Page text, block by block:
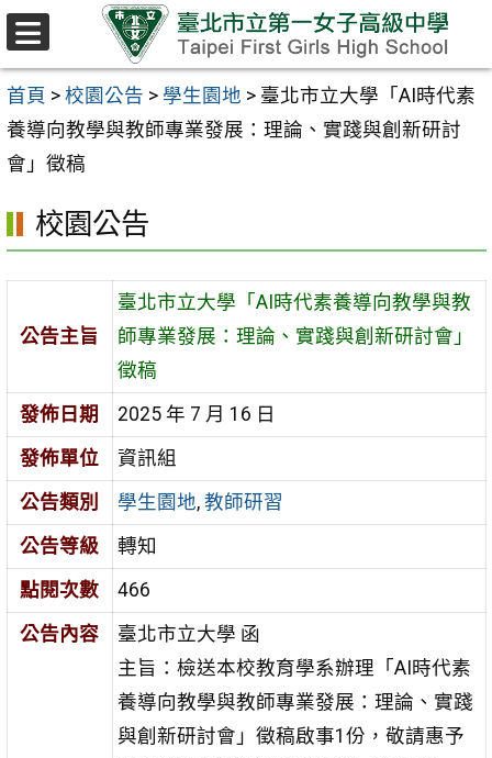
跳至主要內容區
首頁 > 校園公告 > 學生園地 > 臺北市立大學「AI時代素
養導向教學與教師專業發展：理論、實踐與創新研討
會」徵稿
校園公告
公告主旨
臺北市立大學「AI時代素養導向教學與教
師專業發展：理論、實踐與創新研討會」
徵稿
發佈日期
2025 年 7 月 16 日
發佈單位
資訊組
公告類別
學生園地, 教師研習
公告等級
轉知
點閱次數
466
公告內容
臺北市立大學 函
主旨：檢送本校教育學系辦理「AI時代素
養導向教學與教師專業發展：理論、實踐
與創新研討會」徵稿啟事1份，敬請惠予
選
單